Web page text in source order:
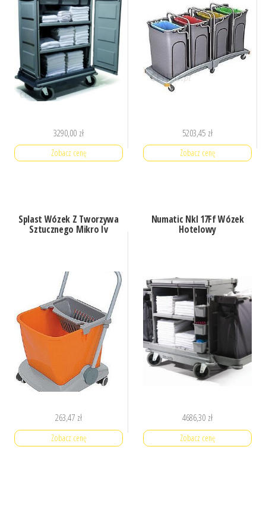
3290,00 zł
Zobacz cenę
5203,45 zł
Zobacz cenę
Splast Wózek Z Tworzywa
Sztucznego Mikro Iv
263,47 zł
Zobacz cenę
Numatic Nkl 17Ff Wózek
Hotelowy
4686,30 zł
Zobacz cenę